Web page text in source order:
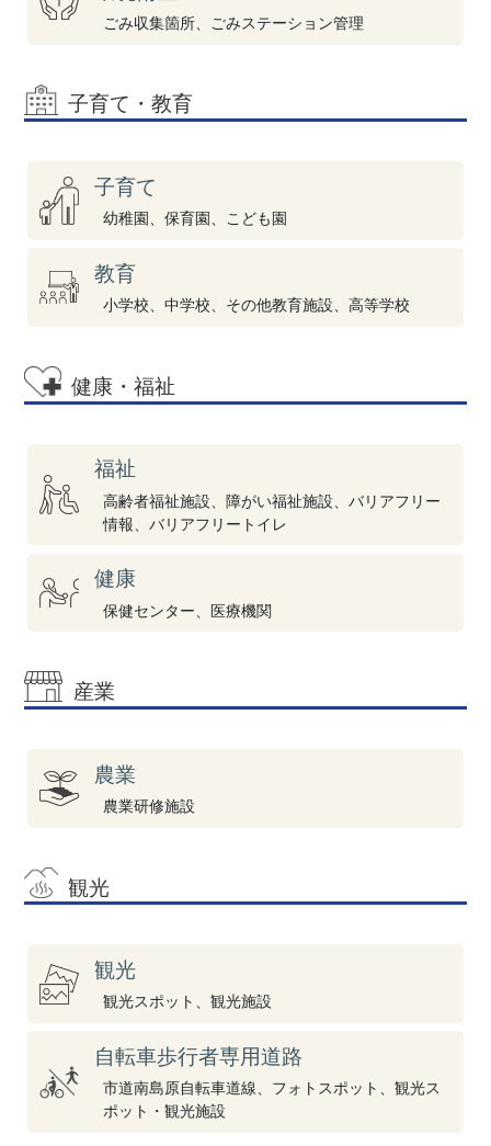
ごみ収集箇所、ごみステーション管理
子育て・教育
子育て
幼稚園、保育園、こども園
教育
小学校、中学校、その他教育施設、高等学校
健康・福祉
福祉
高齢者福祉施設、障がい福祉施設、バリアフリー
情報、バリアフリートイレ
健康
保健センター、医療機関
産業
農業
農業研修施設
観光
観光
観光スポット、観光施設
自転車歩行者専用道路
市道南島原自転車道線、フォトスポット、観光ス
ポット・観光施設